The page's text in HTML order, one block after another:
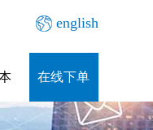
english
在线下单